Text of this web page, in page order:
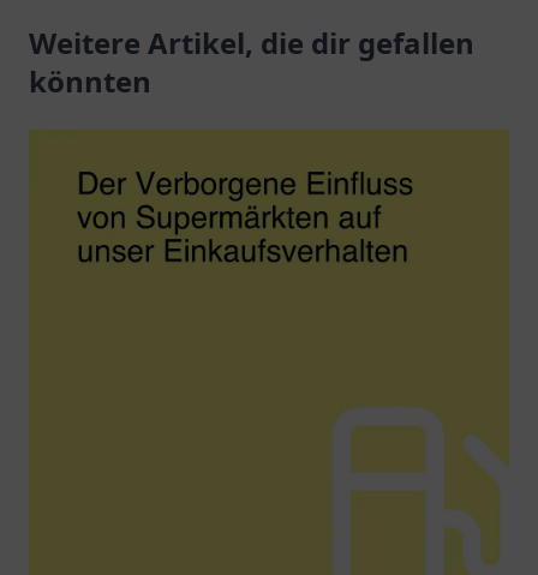
Dienstleistungen
während Ihrer Reise.
Elektroautos in einer
attraktiven Umgebung.
Weitere Artikel, die dir gefallen
könnten